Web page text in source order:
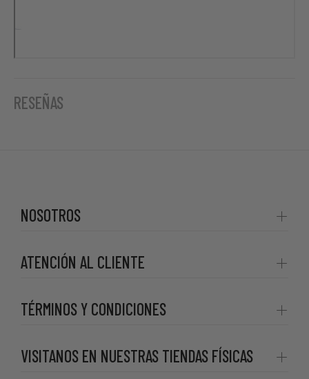
RESEÑAS
NOSOTROS
ATENCIÓN AL CLIENTE
TÉRMINOS Y CONDICIONES
VISITANOS EN NUESTRAS TIENDAS FÍSICAS